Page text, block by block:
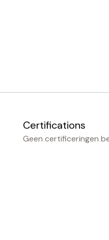
Certifications
Geen certificeringen